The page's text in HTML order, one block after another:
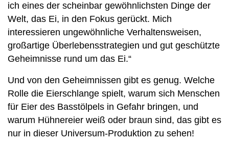
ich eines der scheinbar gewöhnlichsten Dinge der
Welt, das Ei, in den Fokus gerückt. Mich
interessieren ungewöhnliche Verhaltensweisen,
großartige Überlebensstrategien und gut geschützte
Geheimnisse rund um das Ei.“
Und von den Geheimnissen gibt es genug. Welche
Rolle die Eierschlange spielt, warum sich Menschen
für Eier des Basstölpels in Gefahr bringen, und
warum Hühnereier weiß oder braun sind, das gibt es
nur in dieser Universum-Produktion zu sehen!